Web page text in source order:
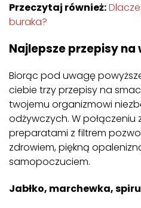
Przeczytaj również:
buraka?
Najlepsze przepisy
Biorąc pod uwagę
ciebie trzy przepisy na
twojemu organizmowi
odżywczych. W
preparatami z filtrem
zdrowiem, piękną
samopoczuciem.
Jabłko, marchewka,